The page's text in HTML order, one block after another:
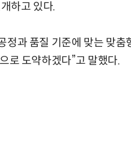
하고 있다.
정과 품질 기준에 맞는 맞
로 도약하겠다”고 말했다.